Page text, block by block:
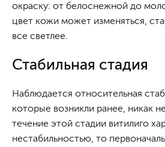
окраску: от белоснежной до
цвет кожи может изменяться,
все светлее.
Стабильная стадия
Наблюдается относительная
которые возникли ранее, никак
течение этой стадии витилиго
нестабильностью, то